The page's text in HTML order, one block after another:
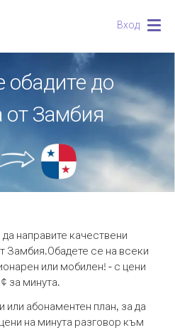
Вход
обадите до
Замбия
направите качествени
Замбия.Обадете се на всеки
или мобилен! - с цени
¢ за минута.
или абонаментен план, за да
на минута разговор към